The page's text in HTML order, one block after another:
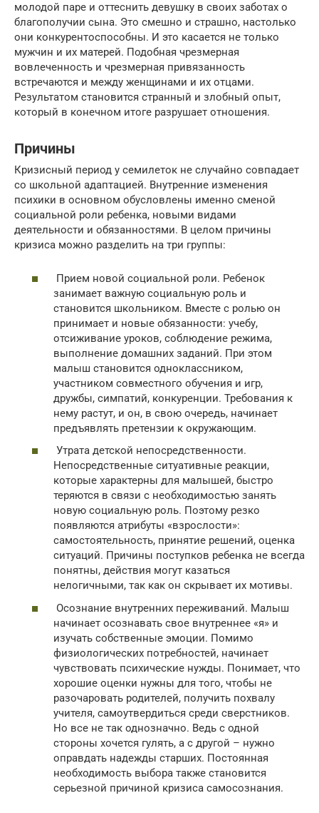
молодой паре и оттеснить девушку в своих заботах о
благополучии сына. Это смешно и страшно, настолько
они конкурентоспособны. И это касается не только
мужчин и их матерей. Подобная чрезмерная
вовлеченность и чрезмерная привязанность
встречаются и между женщинами и их отцами.
Результатом становится странный и злобный опыт,
который в конечном итоге разрушает отношения.
Причины
Кризисный период у семилеток не случайно совпадает
со школьной адаптацией. Внутренние изменения
психики в основном обусловлены именно сменой
социальной роли ребенка, новыми видами
деятельности и обязанностями. В целом причины
кризиса можно разделить на три группы:
Прием новой социальной роли. Ребенок
занимает важную социальную роль и
становится школьником. Вместе с ролью он
принимает и новые обязанности: учебу,
отсиживание уроков, соблюдение режима,
выполнение домашних заданий. При этом
малыш становится одноклассником,
участником совместного обучения и игр,
дружбы, симпатий, конкуренции. Требования к
нему растут, и он, в свою очередь, начинает
предъявлять претензии к окружающим.
Утрата детской непосредственности.
Непосредственные ситуативные реакции,
которые характерны для малышей, быстро
теряются в связи с необходимостью занять
новую социальную роль. Поэтому резко
появляются атрибуты «взрослости»:
самостоятельность, принятие решений, оценка
ситуаций. Причины поступков ребенка не всегда
понятны, действия могут казаться
нелогичными, так как он скрывает их мотивы.
Осознание внутренних переживаний. Малыш
начинает осознавать свое внутреннее «я» и
изучать собственные эмоции. Помимо
физиологических потребностей, начинает
чувствовать психические нужды. Понимает, что
хорошие оценки нужны для того, чтобы не
разочаровать родителей, получить похвалу
учителя, самоутвердиться среди сверстников.
Но все не так однозначно. Ведь с одной
стороны хочется гулять, а с другой – нужно
оправдать надежды старших. Постоянная
необходимость выбора также становится
серьезной причиной кризиса самосознания.